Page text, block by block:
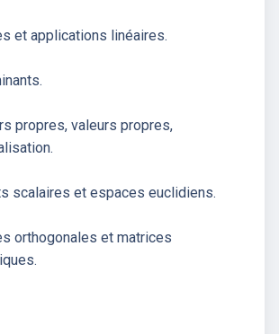
et applications linéaires.
propres, valeurs propres,
scalaires et espaces euclidiens.
orthogonales et matrices